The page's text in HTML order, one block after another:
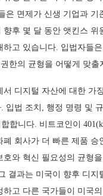
은 면제가 신생 기업과 기
향후 몇 달 동안 앳킨스 위
하고 있습니다. 입법자들
권한의 균형을 어떻게 맞
서 디지털 자산에 대한 가
입법 조치, 행정 명령 및
합니다. 비트코인이
폐 회사가 더 빠른 제품 승
호와 혁신 필요성의 균형
결과는 미국이 향후 디지
하고 다른 국가들이 미국